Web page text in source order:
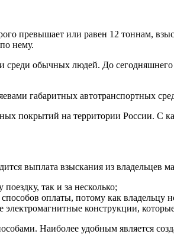
превышает или равен 12 тоннам,
нему.
среди обычных людей. До
габаритных автотранспортных
покрытий на территории России. С
выплата взыскания из владельцев
так и за несколько;
оплаты, потому как владельцу
конструкции,
Наиболее удобным является